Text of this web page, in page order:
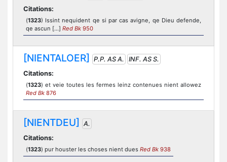
Citations:
(1323) Issint nequident qe si par cas avigne, qe Dieu defende,
qe ascun [...] Red Bk 950
[NIENTALOER] P.P. AS A.
INF. AS S.
Citations:
(1323) et veie toutes les fermes leinz contenues nient allowez
Red Bk 876
[NIENTDEU]
A.
Citations:
(1323) pur houster les choses nient dues Red Bk 938